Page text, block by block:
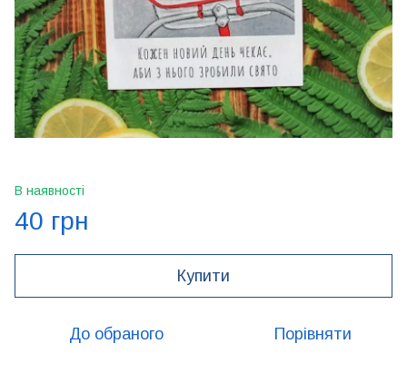
В наявності
40 грн
Купити
До обраного Порівняти